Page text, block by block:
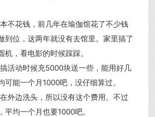
不花钱，前几年在瑜伽馆花了不少钱
到位，这两年就没有去馆里。家里搞了
机，看电影的时候踩踩。
活动时候充5000块送一些，能用好几
可能一个月1000吧，没仔细算过。
外边洗头，所以没有这个费用。不过
平均一个月也要1000吧。